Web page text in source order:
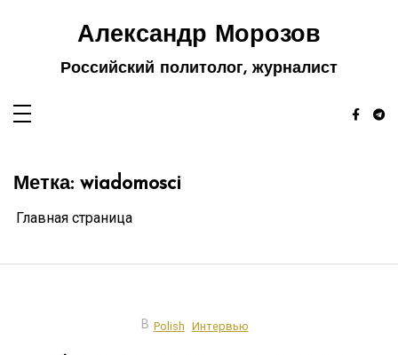
содержимомуАлександр Морозов
Российский политолог, журналист
Метка: wiadomosci
Главная страница
В Polish Интервью